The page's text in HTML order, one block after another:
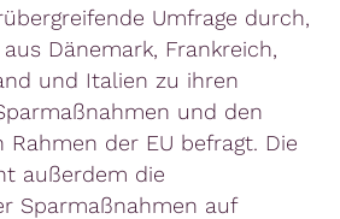
Umfrage durch,
Dänemark, Frankreich,
und Italien zu ihren
und den
der EU befragt. Die
außerdem die
Sparmaßnahmen auf